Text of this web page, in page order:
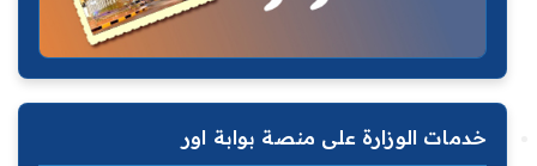
خدمات الوزارة على منصة بوابة اور